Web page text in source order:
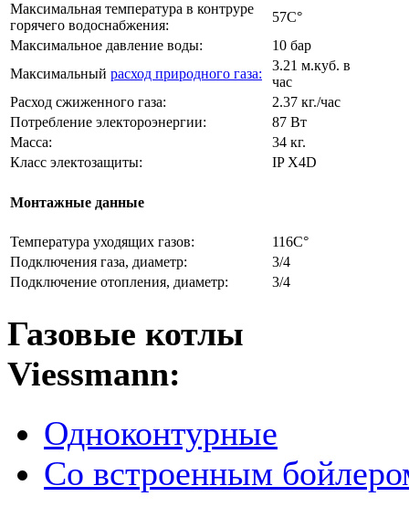
Максимальная температура в контруре
горячего водоснабжения:
57C°
Максимальное давление воды:
10 бар
Максимальный расход природного газа:
3.21 м.куб. в
час
Расход сжиженного газа:
2.37 кг./час
Потребление электороэнергии:
87 Вт
Масса:
34 кг.
Класс электозащиты:
IP X4D
Монтажные данные
Температура уходящих газов:
116C°
Подключения газа, диаметр:
3/4
Подключение отопления, диаметр:
3/4
Газовые котлы
Viessmann:
Одноконтурные
Со встроенным